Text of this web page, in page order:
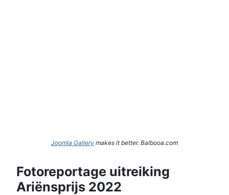
Joomla Gallery makes it better. Balbooa.com
Fotoreportage uitreiking
Ariënsprijs 2022